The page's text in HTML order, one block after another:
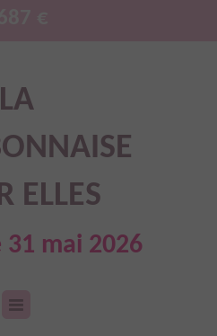
LA
ELLES
31 mai 2026